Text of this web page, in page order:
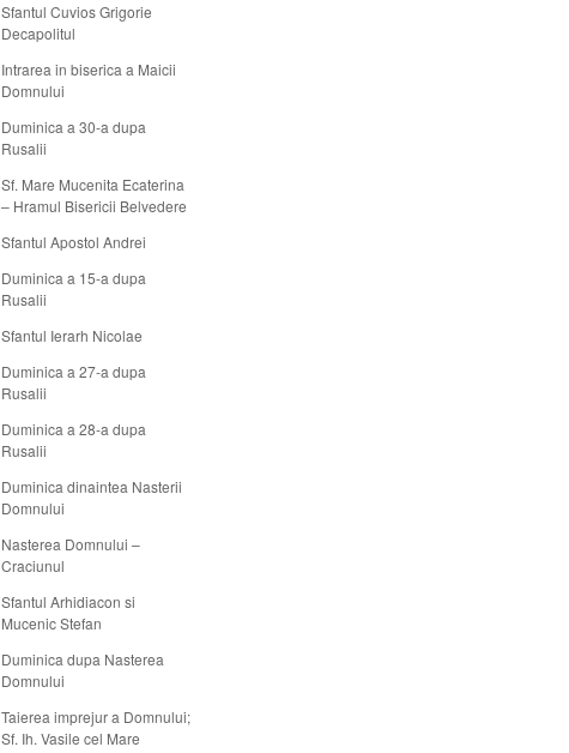
Sfantul Cuvios Grigorie
Decapolitul
Intrarea in biserica a Maicii
Domnului
Duminica a 30-a dupa
Rusalii
Sf. Mare Mucenita Ecaterina
– Hramul Bisericii Belvedere
Sfantul Apostol Andrei
Duminica a 15-a dupa
Rusalii
Sfantul Ierarh Nicolae
Duminica a 27-a dupa
Rusalii
Duminica a 28-a dupa
Rusalii
Duminica dinaintea Nasterii
Domnului
Nasterea Domnului –
Craciunul
Sfantul Arhidiacon si
Mucenic Stefan
Duminica dupa Nasterea
Domnului
Taierea imprejur a Domnului;
Sf. Ih. Vasile cel Mare